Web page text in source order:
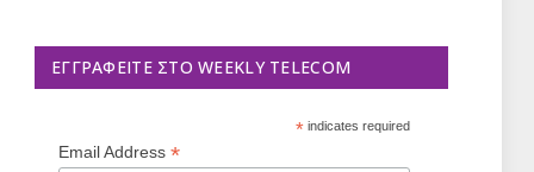
ΕΓΓΡΑΦΕΊΤΕ ΣΤΟ WEEKLY TELECOM
*indicates required
Email Address *